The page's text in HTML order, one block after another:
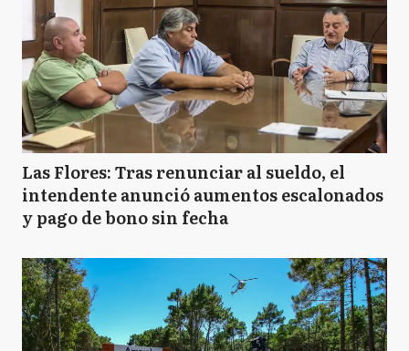
Las Flores: Tras renunciar al sueldo, el
intendente anunció aumentos escalonados
y pago de bono sin fecha